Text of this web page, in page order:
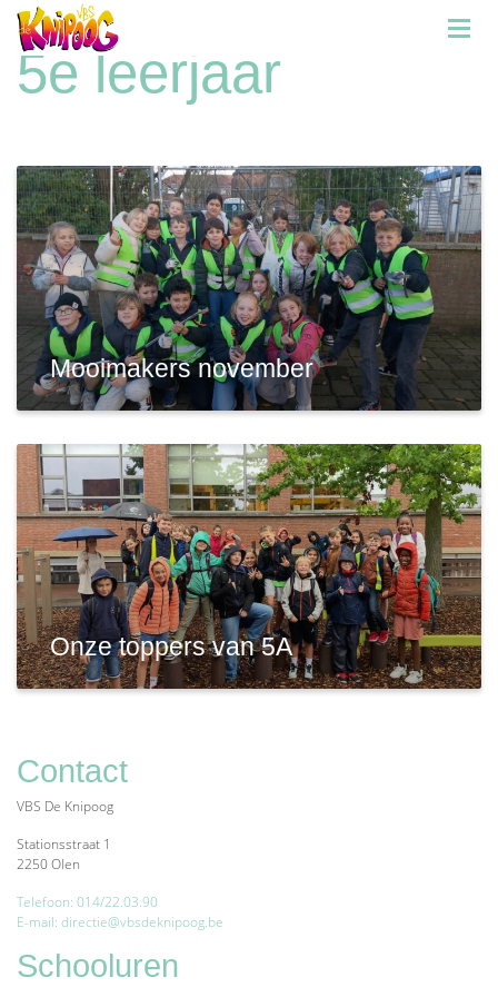
5e leerjaar
Mooimakers november
Onze toppers van 5A
Contact
VBS De Knipoog
Stationsstraat 1
2250 Olen
Telefoon: 014/22.03.90
E-mail: directie@vbsdeknipoog.be
Schooluren